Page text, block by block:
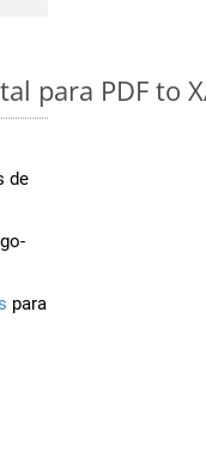
para PDF to
de
para